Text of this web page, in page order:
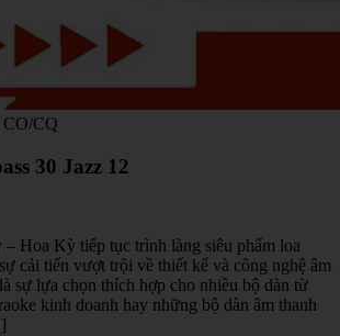
CO/CQ
30 Jazz 12
– Hoa Kỳ tiếp tục trình làng siêu phẩm loa
cải tiến vượt trội về thiết kế và công nghệ âm
sự lựa chọn thích hợp cho nhiều bộ dàn từ
kinh doanh hay những bộ dàn âm thanh